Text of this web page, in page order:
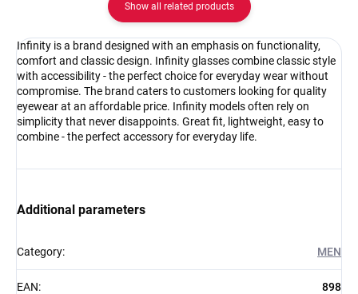
Show all related products
Infinity is a brand designed with an emphasis on functionality,
comfort and classic design. Infinity glasses combine classic style
with accessibility - the perfect choice for everyday wear without
compromise. The brand caters to customers looking for quality
eyewear at an affordable price. Infinity models often rely on
simplicity that never disappoints. Great fit, lightweight, easy to
combine - the perfect accessory for everyday life.
Additional parameters
Category: MEN
EAN: 898